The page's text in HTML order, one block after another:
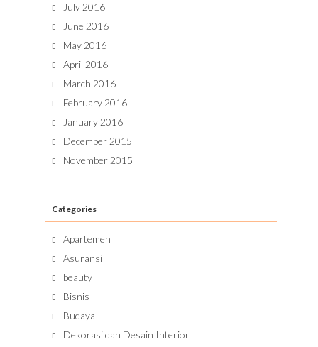
July 2016
June 2016
May 2016
April 2016
March 2016
February 2016
January 2016
December 2015
November 2015
Categories
Apartemen
Asuransi
beauty
Bisnis
Budaya
Dekorasi dan Desain Interior